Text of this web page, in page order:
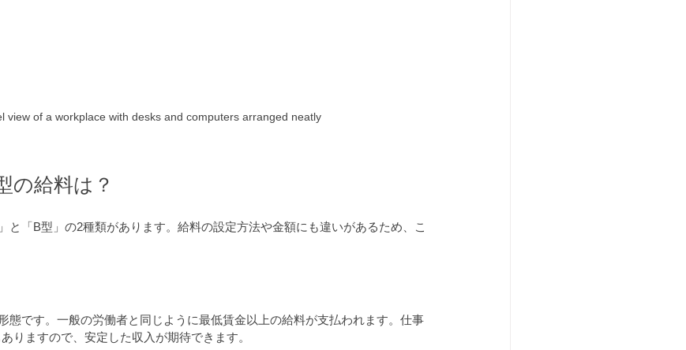
view of a workplace with desks and computers arranged neatly
の給料は？
と「B型」の2種類があります。給料の設定方法や金額にも違いがあるため、こ
態です。一般の労働者と同じように最低賃金以上の給料が支払われます。仕事
りますので、安定した収入が期待できます。